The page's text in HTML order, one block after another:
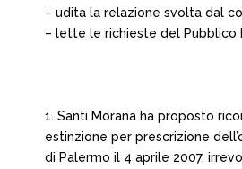
– udita la relazione svolta dal
– lette le richieste del Pubblico
1. Santi Morana ha proposto
estinzione per prescrizione
di Palermo il 4 aprile 2007,